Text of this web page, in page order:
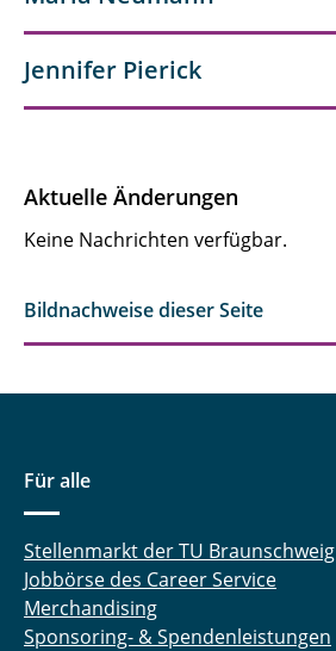
Jennifer Pierick
Aktuelle Änderungen
Keine Nachrichten verfügbar.
Bildnachweise dieser Seite
Für alle
Stellenmarkt der TU Braunschweig
Jobbörse des Career Service
Merchandising
Sponsoring- & Spendenleistungen